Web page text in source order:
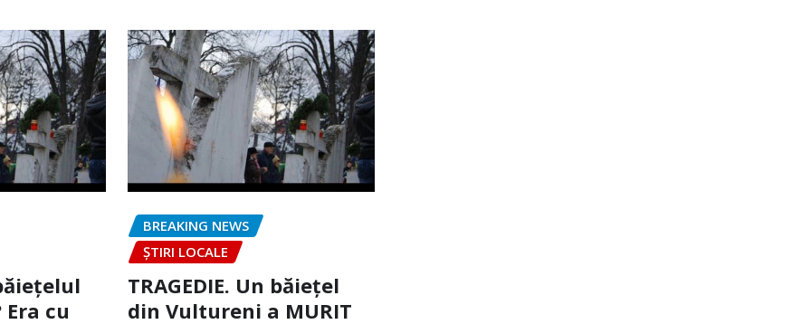
cu
BREAKING NEWS
ȘTIRI LOCALE
TRAGEDIE. Un băiețel
din Vultureni a MURIT